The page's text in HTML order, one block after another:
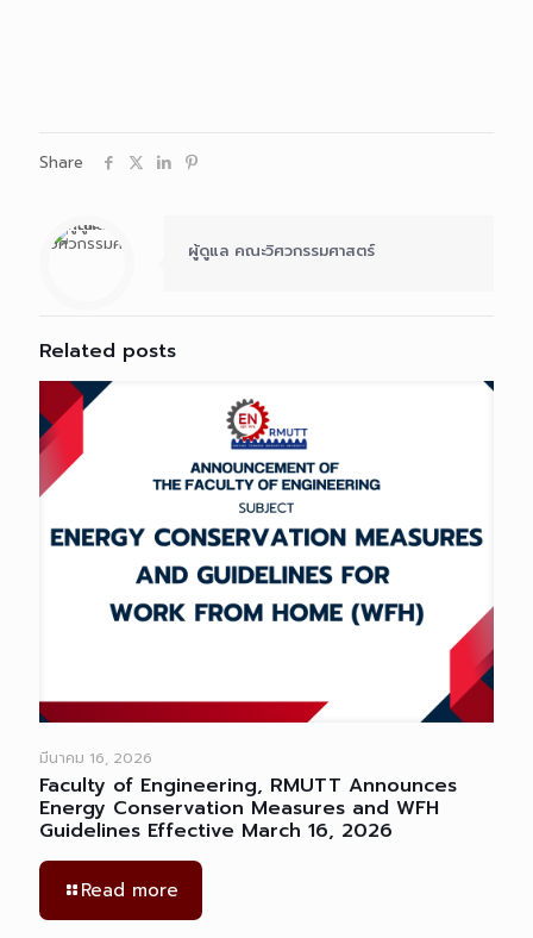
Share
ผู้ดูแล คณะวิศวกรรมศาสตร์
Related posts
มีนาคม 16, 2026
Faculty of Engineering, RMUTT Announces
Energy Conservation Measures and WFH
Guidelines Effective March 16, 2026
Read more